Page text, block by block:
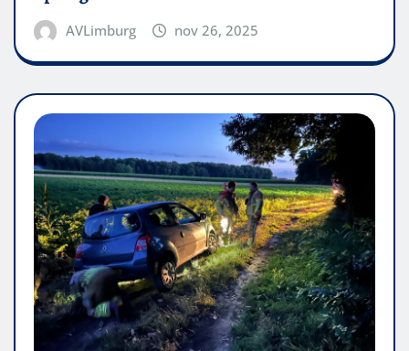
AVLimburg nov 26, 2025